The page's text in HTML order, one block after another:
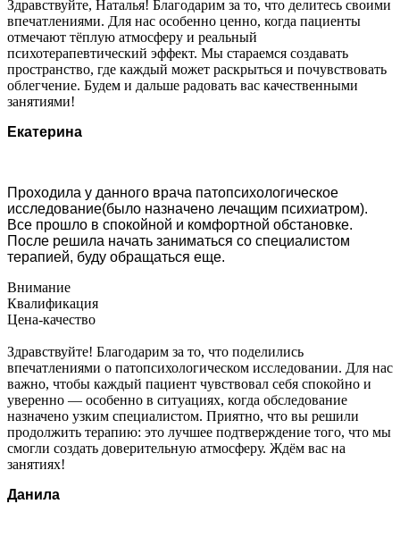
Здравствуйте, Наталья! Благодарим за то, что делитесь своими
впечатлениями. Для нас особенно ценно, когда пациенты
отмечают тёплую атмосферу и реальный
психотерапевтический эффект. Мы стараемся создавать
пространство, где каждый может раскрыться и почувствовать
облегчение. Будем и дальше радовать вас качественными
занятиями!
Екатерина
Проходила у данного врача патопсихологическое
исследование(было назначено лечащим психиатром).
Все прошло в спокойной и комфортной обстановке.
После решила начать заниматься со специалистом
терапией, буду обращаться еще.
Внимание
Квалификация
Цена-качество
Здравствуйте! Благодарим за то, что поделились
впечатлениями о патопсихологическом исследовании. Для нас
важно, чтобы каждый пациент чувствовал себя спокойно и
уверенно — особенно в ситуациях, когда обследование
назначено узким специалистом. Приятно, что вы решили
продолжить терапию: это лучшее подтверждение того, что мы
смогли создать доверительную атмосферу. Ждём вас на
занятиях!
Данила